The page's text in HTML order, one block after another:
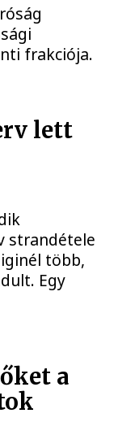
frakciója.
lett
strandétele
több,
Egy
a